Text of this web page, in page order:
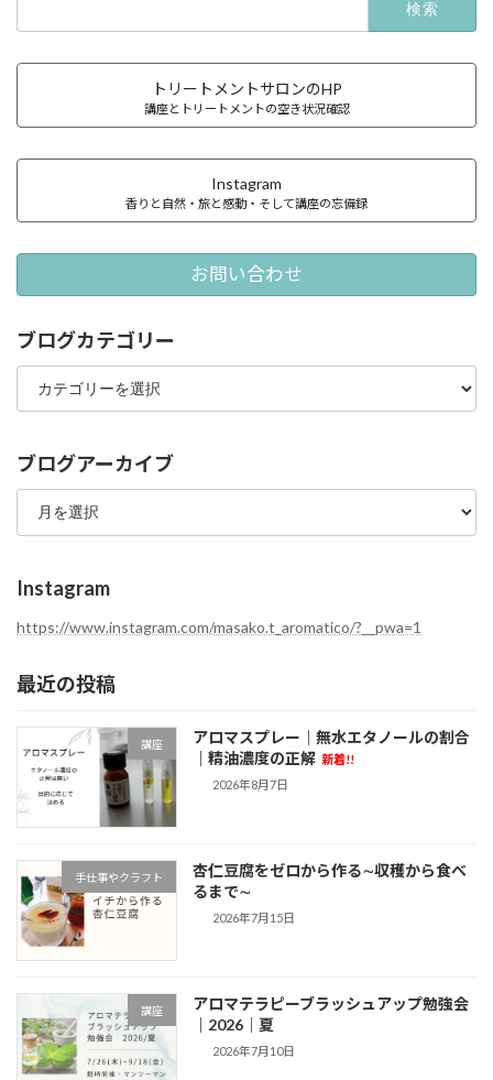
トリートメントサロンのHP
講座とトリートメントの空き状況確認
Instagram
香りと自然・旅と感動・そして講座の忘備録
お問い合わせ
ブログカテゴリー
ブ
グ
テ
ゴ
リ
ブログアーカイブ
ブ
グ
ー
カ
イ
Instagram
https://www.instagram.com/masako.t_aromatico/?__pwa=1
最近の投稿
講座
アロマスプレー｜無水エタノールの割合
｜精油濃度の正解 新着!!
2026年8月7日
手仕事やクラフト
杏仁豆腐をゼロから作る∼収穫から食べ
るまで∼
2026年7月15日
講座
アロマテラピーブラッシュアップ勉強会
｜2026｜夏
2026年7月10日